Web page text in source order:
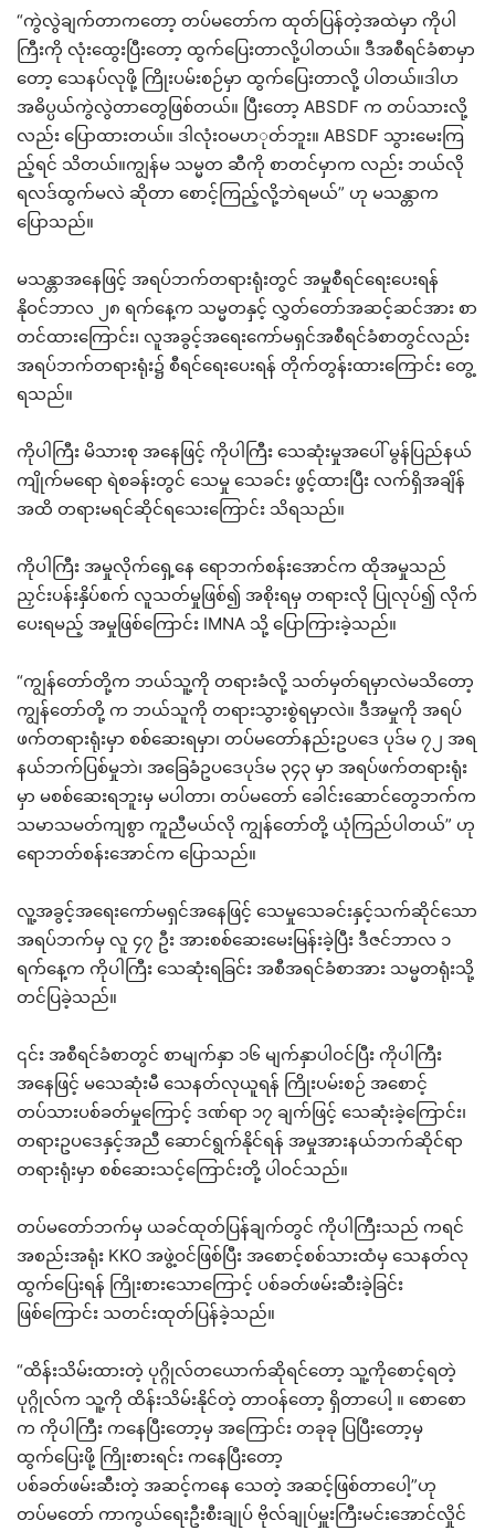
“ကွဲလွဲချက်တာကတော့ တပ်မတော်က ထုတ်ပြန်တဲ့အထဲမှာ ကိုပါ
ကြီးကို လုံးထွေးပြီးတော့ ထွက်ပြေးတာလို့ပါတယ်။ ဒီအစီရင်ခံစာမှာ
တော့ သေနပ်လုဖို့ ကြိုးပမ်းစဉ်မှာ ထွက်ပြေးတာလို့ ပါတယ်။ဒါပာ
အဓိပ္ပယ်ကွဲလွဲတာတွေဖြစ်တယ်။ ပြီးတော့ ABSDF က တပ်သားလို့
လည်း ပြောထားတယ်။ ဒါလုံးဝမပာုတ်ဘူး။ ABSDF သွားမေးကြ
ည့်ရင် သိတယ်။ကျွန်မ သမ္မတ ဆီကို စာတင်မှာက လည်း ဘယ်လို
ရလဒ်ထွက်မလဲ ဆိုတာ စောင့်ကြည့်လို့ဘဲရမယ်” ဟု မသန္တာက
ပြောသည်။
မသန္တာအနေဖြင့် အရပ်ဘက်တရားရုံးတွင် အမှုစီရင်ရေးပေးရန်
နိုဝင်ဘာလ ၂၈ ရက်နေ့က သမ္မတနှင့် လွှတ်တော်အဆင့်ဆင်အား စာ
တင်ထားကြောင်း၊ လူအခွင့်အရေးကော်မရှင်အစီရင်ခံစာတွင်လည်း
အရပ်ဘက်တရားရုံး၌ စီရင်ရေးပေးရန် တိုက်တွန်းထားကြောင်း တွေ့
ရသည်။
ကိုပါကြီး မိသားစု အနေဖြင့် ကိုပါကြီး သေဆုံးမှုအပေါ် မွန်ပြည်နယ်
ကျိုက်မရော ရဲစခန်းတွင် သေမှု သေခင်း ဖွင့်ထားပြီး လက်ရှိအချိန်
အထိ တရားမရင်ဆိုင်ရသေးကြောင်း သိရသည်။
ကိုပါကြီး အမှုလိုက်ရှေ့နေ ရောဘက်စန်းအောင်က ထိုအမှုသည်
ညှင်းပန်းနှိပ်စက် လူသတ်မှုဖြစ်၍ အစိုးရမှ တရားလို ပြုလုပ်၍ လိုက်
ပေးရမည့် အမှုဖြစ်ကြောင်း IMNA သို့ ပြောကြားခဲ့သည်။
“ကျွန်တော်တို့က ဘယ်သူ့ကို တရားခံလို့ သတ်မှတ်ရမှာလဲမသိတော့
ကျွန်တော်တို့ က ဘယ်သူကို တရားသွားစွဲရမှာလဲ။ ဒီအမှုကို အရပ်
ဖက်တရားရုံးမှာ စစ်ဆေးရမှာ၊ တပ်မတော်နည်းဥပဒေ ပုဒ်မ ၇၂ အရ
နယ်ဘက်ပြစ်မှုဘဲ၊ အခြေခံဥပဒေပုဒ်မ ၃၄၃ မှာ အရပ်ဖက်တရားရုံး
မှာ မစစ်ဆေးရဘူးမှ မပါတာ၊ တပ်မတော် ခေါင်းဆောင်တွေဘက်က
သမာသမတ်ကျစွာ ကူညီမယ်လို ကျွန်တော်တို့ ယုံကြည်ပါတယ်” ဟု
ရောဘတ်စန်းအောင်က ပြောသည်။
လူ့အခွင့်အရေးကော်မရှင်အနေဖြင့် သေမှုသေခင်းနှင့်သက်ဆိုင်သော
အရပ်ဘက်မှ လူ ၄၇ ဦး အားစစ်ဆေးမေးမြန်းခဲ့ပြီး ဒီဇင်ဘာလ ၁
ရက်နေ့က ကိုပါကြီး သေဆုံးရခြင်း အစီအရင်ခံစာအား သမ္မတရုံးသို့
တင်ပြခဲ့သည်။
၎င်း အစီရင်ခံစာတွင် စာမျက်နှာ ၁၆ မျက်နှာပါဝင်ပြီး ကိုပါကြီး
အနေဖြင့် မသေဆုံးမီ သေနတ်လုယူရန် ကြိုးပမ်းစဉ် အစောင့်
တပ်သားပစ်ခတ်မှုကြောင့် ဒဏ်ရာ ၁၇ ချက်ဖြင့် သေဆုံးခဲ့ကြောင်း၊
တရားဥပဒေနှင့်အညီ ဆောင်ရွက်နိုင်ရန် အမှုအားနယ်ဘက်ဆိုင်ရာ
တရားရုံးမှာ စစ်ဆေးသင့်ကြောင်းတို့ ပါဝင်သည်။
တပ်မတော်ဘက်မှ ယခင်ထုတ်ပြန်ချက်တွင် ကိုပါကြီးသည် ကရင်
အစည်းအရုံး KKO အဖွဲ့ဝင်ဖြစ်ပြီး အစောင့်စစ်သားထံမှ သေနတ်လု
ထွက်ပြေးရန် ကြိုးစားသောကြောင့် ပစ်ခတ်ဖမ်းဆီးခဲ့ခြင်း
ဖြစ်ကြောင်း သတင်းထုတ်ပြန်ခဲ့သည်။
“ထိန်းသိမ်းထားတဲ့ ပုဂ္ဂိုလ်တယောက်ဆိုရင်တော့ သူ့ကိုစောင့်ရတဲ့
ပုဂ္ဂိုလ်က သူ့ကို ထိန်းသိမ်းနိုင်တဲ့ တာဝန်တော့ ရှိတာပေါ့ ။ စောစော
က ကိုပါကြီး ကနေပြီးတော့မှ အကြောင်း တခုခု ပြပြီးတော့မှ
ထွက်ပြေးဖို့ ကြိုးစားရင်း ကနေပြီးတော့
ပစ်ခတ်ဖမ်းဆီးတဲ့ အဆင့်ကနေ သေတဲ့ အဆင့်ဖြစ်တာပေါ့”ဟု
တပ်မတော် ကာကွယ်ရေးဦးစီးချုပ် ဗိုလ်ချုပ်မှူးကြီးမင်းအောင်လှိုင်